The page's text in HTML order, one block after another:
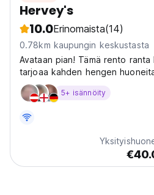
Hervey's
10.0Erinomaista(14)
0.78km kaupungin keskustasta
Avataan pian! Tämä rento
tarjoaa kahden hengen
asuntoloita. Täydellinen Fraser
itärannikon reppureissaajille.
5+ isännöity